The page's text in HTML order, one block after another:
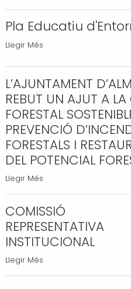
nova
exposició
Antics
-
Fira
Tast
aplega
millors
cuiners
i
cuiners
i
més
de
400
-
Pla Educatiu
Pla
-
Llegir Més
L’AJUNTAMENT
REBUT UN AJUT A LA
FORESTAL
PREVENCIÓ
FORESTALS I
DEL POTENCIAL
L’AJUNTAMENT
D’ALMENAR
HA
REBUT
UN
AJUT
A
LA
Llegir Més
COMISSIÓ
REPRESENTATIVA
INSTITUCIONAL
COMISSIÓ
REPRESENTATIVA
Llegir Més